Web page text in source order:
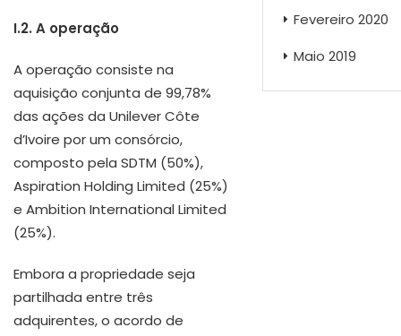
I.2. A operação
A operação consiste na
aquisição conjunta de 99,78%
das ações da Unilever Côte
d’Ivoire por um consórcio,
composto pela SDTM (50%),
Aspiration Holding Limited (25%)
e Ambition International Limited
(25%).
Embora a propriedade seja
partilhada entre três
adquirentes, o acordo de
Fevereiro 2020
Maio 2019